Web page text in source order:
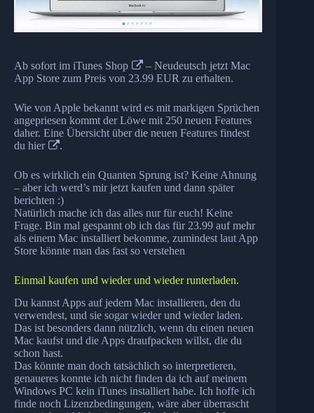
Ab sofort im iTunes Shop
– Neudeutsch jetzt Mac
App Store zum Preis von 23.99 EUR zu erhalten.
Wie von Apple bekannt wird es mit markigen Sprüchen
angepriesen kommt der Löwe mit 250 neuen Features
daher. Eine Übersicht über die neuen Features findest
du hier .
Ob es wirklich ein Quanten Sprung ist? Keine Ahnung
– aber ich werd’s mir jetzt kaufen und dann später
berichten :)
Natürlich mache ich das alles nur für euch! Keine
Frage. Bin mal gespannt ob ich das für 23.99 auf mehr
als einem Mac installiert bekomme, zumindest laut App
Store könnte man das fast so verstehen
Einmal kaufen und wieder und wieder runterladen.
Du kannst Apps auf jedem Mac installieren, den du
verwendest, und sie sogar wieder und wieder laden.
Das ist besonders dann nützlich, wenn du einen neuen
Mac kaufst und die Apps draufpacken willst, die du
schon hast.
Das könnte man doch tatsächlich so interpretieren,
genaueres konnte ich nicht finden da ich auf meinem
Windows PC kein iTunes installiert habe. Ich hoffe ich
finde noch Lizenzbedingungen, wäre aber überrascht